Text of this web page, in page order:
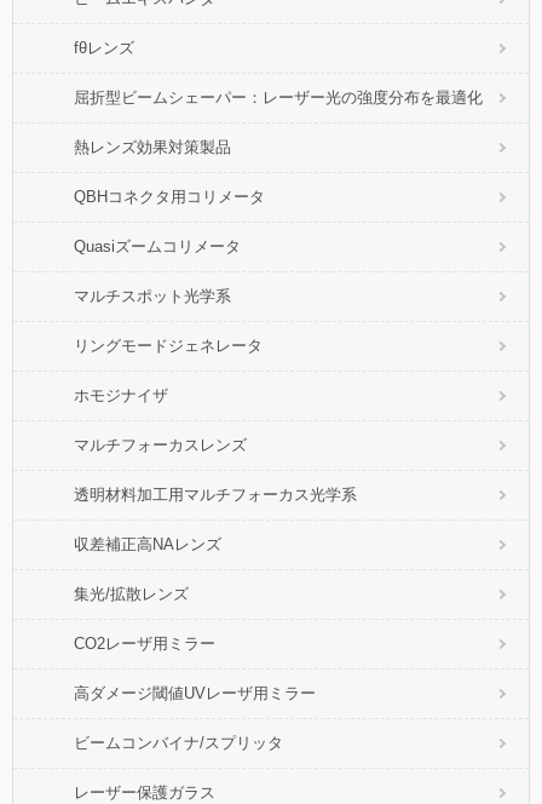
fθレンズ
屈折型ビームシェーパー：レーザー光の強度分布を最適化
熱レンズ効果対策製品
QBHコネクタ用コリメータ
Quasiズームコリメータ
マルチスポット光学系
リングモードジェネレータ
ホモジナイザ
マルチフォーカスレンズ
透明材料加工用マルチフォーカス光学系
収差補正高NAレンズ
集光/拡散レンズ
CO2レーザ用ミラー
高ダメージ閾値UVレーザ用ミラー
ビームコンバイナ/スプリッタ
レーザー保護ガラス